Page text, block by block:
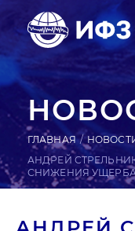
ГЛАВНАЯ
АНДРЕЙ
СНИЖЕНИЯ